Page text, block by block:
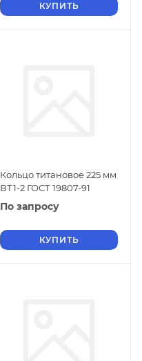
КУПИТЬ
Кольцо титановое 225 мм
ВТ1-2 ГОСТ 19807-91
По запросу
КУПИТЬ